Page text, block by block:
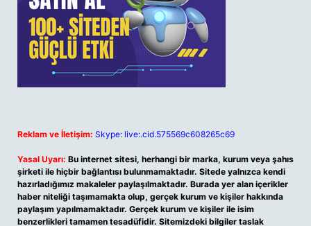
Reklam ve İletişim: Skype: live:.cid.575569c608265c69
Yasal Uyarı: Bu internet sitesi, herhangi bir marka, kurum veya şahıs
şirketi ile hiçbir bağlantısı bulunmamaktadır. Sitede yalnızca kendi
hazırladığımız makaleler paylaşılmaktadır. Burada yer alan içerikler
haber niteliği taşımamakta olup, gerçek kurum ve kişiler hakkında
paylaşım yapılmamaktadır. Gerçek kurum ve kişiler ile isim
benzerlikleri tamamen tesadüfidir. Sitemizdeki bilgiler taslak